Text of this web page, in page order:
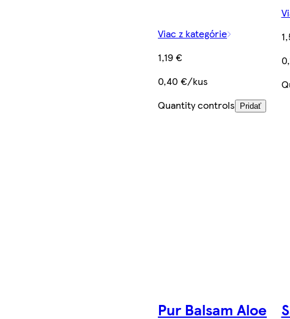
Viac z kategórie
1,19 €
0,40 €/kus
Quantity controls
Pridať
Pur Balsam Aloe